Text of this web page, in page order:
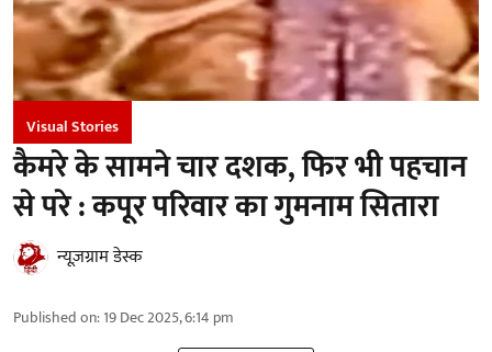
Visual Stories
कैमरे के सामने चार दशक, फिर भी पहचान
से परे : कपूर परिवार का गुमनाम सितारा
न्यूज़ग्राम डेस्क
Published on:19 Dec 2025, 6:14 pm